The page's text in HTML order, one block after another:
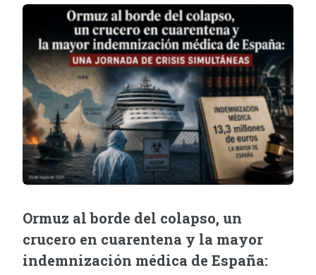
Ormuz al borde del colapso, un
crucero en cuarentena y la mayor
indemnización médica de España: